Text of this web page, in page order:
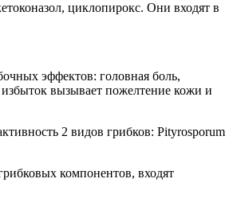
циклопирокс. Они входят в
эффектов: головная боль,
вызывает пожелтение кожи и
2 видов грибков: Pityrosporum
компонентов, входят